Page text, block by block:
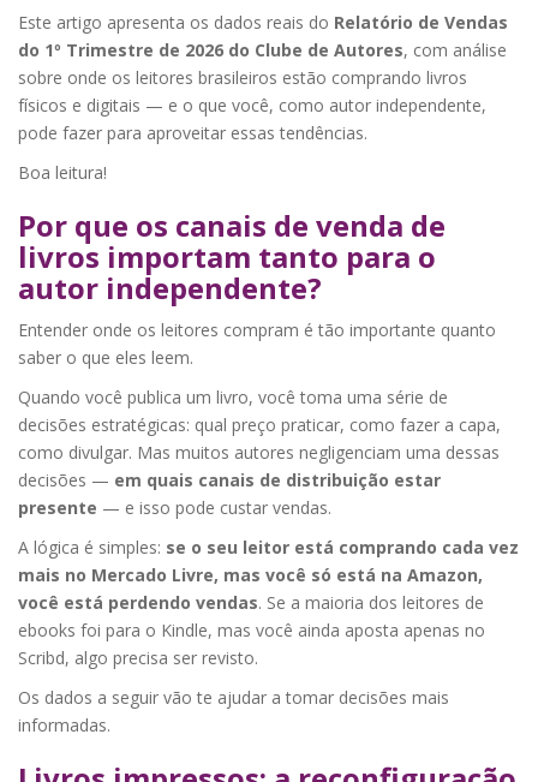
Este artigo apresenta os dados reais do Relatório de Vendas
do 1º Trimestre de 2026 do Clube de Autores, com análise
sobre onde os leitores brasileiros estão comprando livros
físicos e digitais — e o que você, como autor independente,
pode fazer para aproveitar essas tendências.
Boa leitura!
Por que os canais de venda de
livros importam tanto para o
autor independente?
Entender onde os leitores compram é tão importante quanto
saber o que eles leem.
Quando você publica um livro, você toma uma série de
decisões estratégicas: qual preço praticar, como fazer a capa,
como divulgar. Mas muitos autores negligenciam uma dessas
decisões — em quais canais de distribuição estar
presente — e isso pode custar vendas.
A lógica é simples: se o seu leitor está comprando cada vez
mais no Mercado Livre, mas você só está na Amazon,
você está perdendo vendas. Se a maioria dos leitores de
ebooks foi para o Kindle, mas você ainda aposta apenas no
Scribd, algo precisa ser revisto.
Os dados a seguir vão te ajudar a tomar decisões mais
informadas.